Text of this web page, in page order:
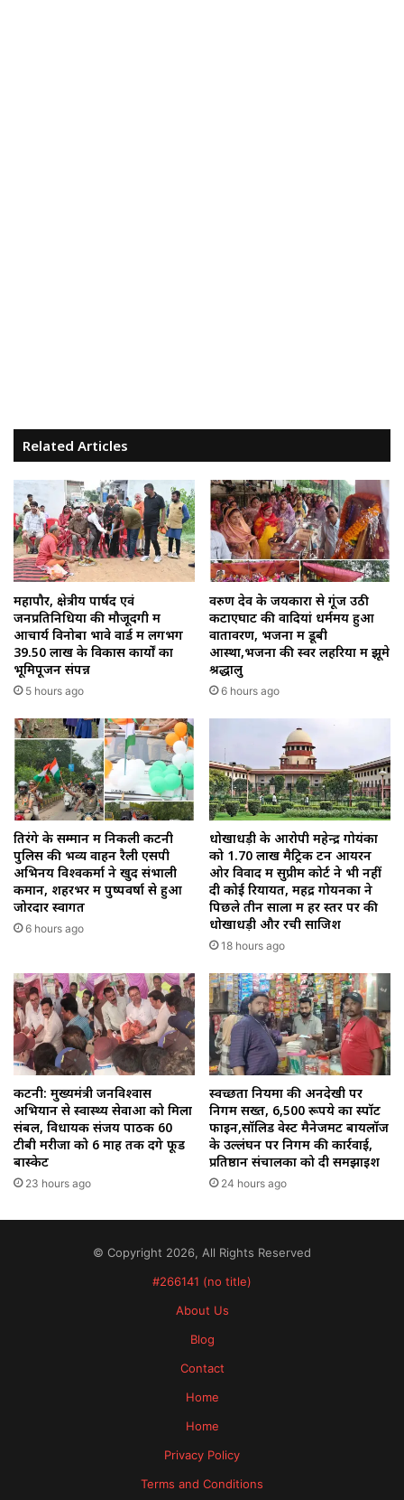
Related Articles
महापौर, क्षेत्रीय पार्षद एवं
जनप्रतिनिधियों की मौजूदगी में
आचार्य विनोबा भावे वार्ड में लगभग
39.50 लाख के विकास कार्यों का
भूमिपूजन संपन्न
5 hours ago
वरुण देव के जयकारों से गूंज उठी
कटाएघाट की वादियां धर्ममय हुआ
वातावरण, भजनों में डूबी
आस्था,भजनों की स्वर लहरियों में झूमे
श्रद्धालु
6 hours ago
तिरंगे के सम्मान में निकली कटनी
पुलिस की भव्य वाहन रैली एसपी
अभिनय विश्वकर्मा ने खुद संभाली
कमान, शहरभर में पुष्पवर्षा से हुआ
जोरदार स्वागत
6 hours ago
धोखाधड़ी के आरोपी महेन्द्र गोयंका
को 1.70 लाख मैट्रिक टन आयरन
ओर विवाद में सुप्रीम कोर्ट ने भी नहीं
दी कोई रियायत, महेंद्र गोयनका ने
पिछले तीन सालों में हर स्तर पर की
धोखाधड़ी और रची साजिश
18 hours ago
कटनी: मुख्यमंत्री जनविश्वास
अभियान से स्वास्थ्य सेवाओं को मिला
संबल, विधायक संजय पाठक 60
टीबी मरीजों को 6 माह तक देंगे फूड
बास्केट
23 hours ago
स्वच्छता नियमों की अनदेखी पर
निगम सख्त, 6,500 रूपये का स्पॉट
फाइन,सॉलिड वेस्ट मैनेजमेंट बायलॉज
के उल्लंघन पर निगम की कार्रवाई,
प्रतिष्ठान संचालकों को दी समझाइश
24 hours ago
© Copyright 2026, All Rights Reserved
#266141 (no title)
About Us
Blog
Contact
Home
Home
Privacy Policy
Terms and Conditions